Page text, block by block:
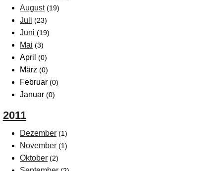
August (19)
Juli (23)
Juni (19)
Mai (3)
April (0)
März (0)
Februar (0)
Januar (0)
2011
Dezember (1)
November (1)
Oktober (2)